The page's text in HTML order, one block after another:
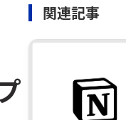
関連記事